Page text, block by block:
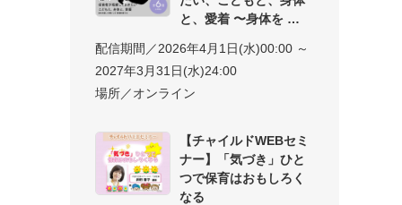
と、愛着 〜身体を
配信期間／2026年4月1日(水)00:00 ～
2027年3月31日(水)24:00
場所／オンライン
【チャイルドWEBセミ
ナー】「気づき」ひと
つで保育はおもしろく
なる